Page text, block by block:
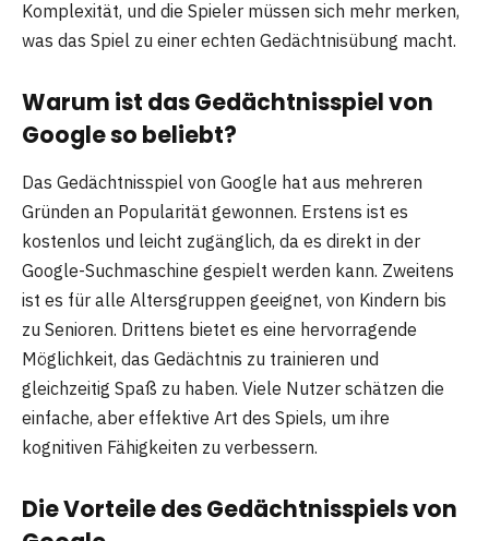
Komplexität, und die Spieler müssen sich mehr merken,
was das Spiel zu einer echten Gedächtnisübung macht.
Warum ist das Gedächtnisspiel von
Google so beliebt?
Das Gedächtnisspiel von Google hat aus mehreren
Gründen an Popularität gewonnen. Erstens ist es
kostenlos und leicht zugänglich, da es direkt in der
Google-Suchmaschine gespielt werden kann. Zweitens
ist es für alle Altersgruppen geeignet, von Kindern bis
zu Senioren. Drittens bietet es eine hervorragende
Möglichkeit, das Gedächtnis zu trainieren und
gleichzeitig Spaß zu haben. Viele Nutzer schätzen die
einfache, aber effektive Art des Spiels, um ihre
kognitiven Fähigkeiten zu verbessern.
Die Vorteile des Gedächtnisspiels von